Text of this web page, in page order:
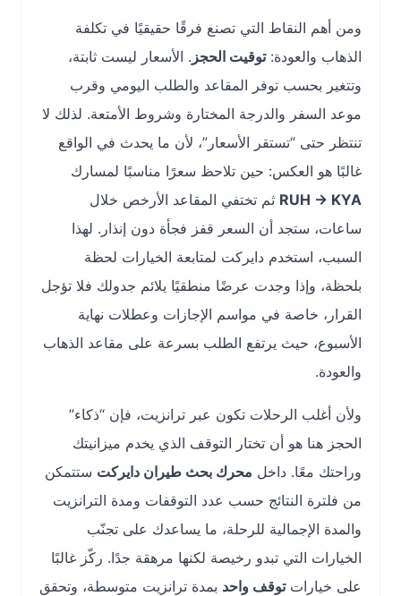
ومن أهم النقاط التي تصنع فرقًا حقيقيًا في تكلفة
الذهاب والعودة:توقيت الحجز . الأسعار ليست ثابتة،
وتتغير بحسب توفر المقاعد والطلب اليومي وقرب
موعد السفر والدرجة المختارة وشروط الأمتعة. لذلك لا
تنتظر حتى “تستقر الأسعار”، لأن ما يحدث في الواقع
غالبًا هو العكس: حين تلاحظ سعرًا مناسبًا لمسارك
RUH → KYA ثم تختفي المقاعد الأرخص خلال
ساعات، ستجد أن السعر قفز فجأة دون إنذار. لهذا
السبب، استخدم دايركت لمتابعة الخيارات لحظة
بلحظة، وإذا وجدت عرضًا منطقيًا يلائم جدولك فلا تؤجل
القرار، خاصة في مواسم الإجازات وعطلات نهاية
الأسبوع، حيث يرتفع الطلب بسرعة على مقاعد الذهاب
والعودة.
ولأن أغلب الرحلات تكون عبر ترانزيت، فإن “ذكاء”
الحجز هنا هو أن تختار التوقف الذي يخدم ميزانيتك
وراحتك معًا. داخل محرك بحث طيران دايركتستتمكن
من فلترة النتائج حسب عدد التوقفات ومدة الترانزيت
والمدة الإجمالية للرحلة، ما يساعدك على تجنّب
الخيارات التي تبدو رخيصة لكنها مرهقة جدًا. ركّز غالبًا
على خياراتتوقف واحدبمدة ترانزيت متوسطة، وتحقق